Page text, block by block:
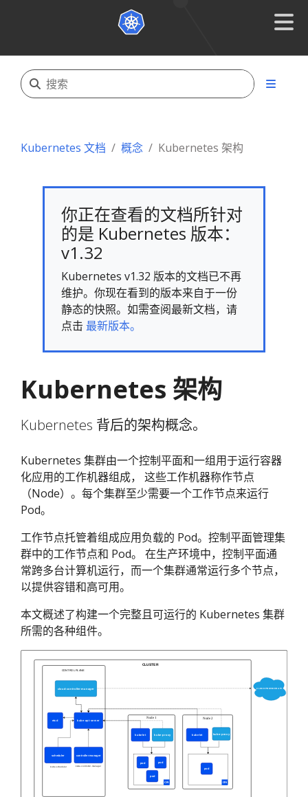
Kubernetes 文档 概念 Kubernetes 架构
你正在查看的文档所针对
的是 Kubernetes 版本：
v1.32
Kubernetes v1.32 版本的文档已不再
维护。你现在看到的版本来自于一份
静态的快照。如需查阅最新文档，请
点击 最新版本。
Kubernetes 架构
Kubernetes 背后的架构概念。
Kubernetes 集群由一个控制平面和一组用于运行容器
化应用的工作机器组成， 这些工作机器称作节点
（Node）。每个集群至少需要一个工作节点来运行
Pod。
工作节点托管着组成应用负载的 Pod。控制平面管理集
群中的工作节点和 Pod。 在生产环境中，控制平面通
常跨多台计算机运行，而一个集群通常运行多个节点，
以提供容错和高可用。
本文概述了构建一个完整且可运行的 Kubernetes 集群
所需的各种组件。